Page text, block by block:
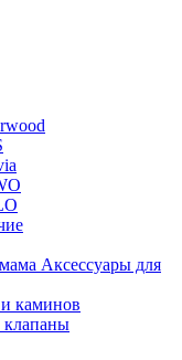
Аксессуары для
каминов